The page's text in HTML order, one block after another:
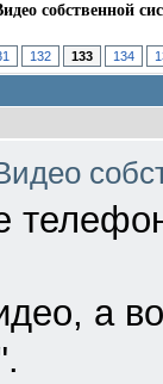
собственной
132 133 134
а